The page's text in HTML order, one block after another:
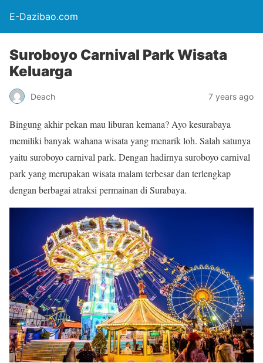
E-Dazibao.com
Suroboyo Carnival Park Wisata
Keluarga
Deach 7 years ago
Bingung akhir pekan mau liburan kemana? Ayo kesurabaya
memiliki banyak wahana wisata yang menarik loh. Salah satunya
yaitu suroboyo carnival park. Dengan hadirnya suroboyo carnival
park yang merupakan wisata malam terbesar dan terlengkap
dengan berbagai atraksi permainan di Surabaya.